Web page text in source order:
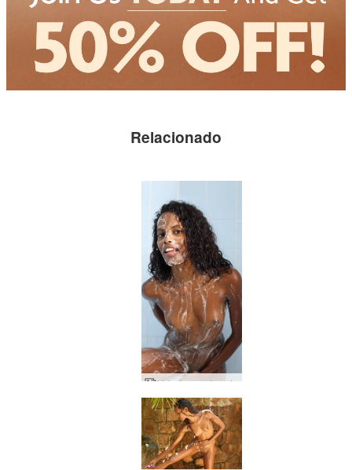
Relacionado
Valerie ensaboado